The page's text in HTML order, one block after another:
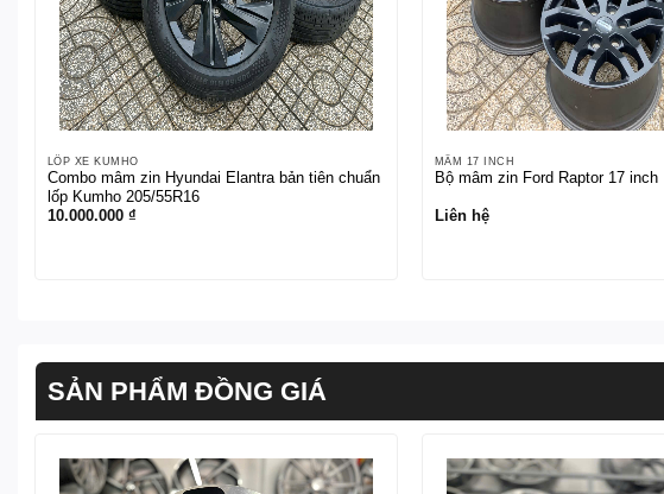
LỐP XE KUMHO
Combo mâm zin Hyundai Elantra bản tiên chuẩn
lốp Kumho 205/55R16
10.000.000 ₫
MÂM 17 INCH
Bộ mâm zin Ford Raptor 17 inch
Liên hệ
SẢN PHẨM ĐỒNG GIÁ